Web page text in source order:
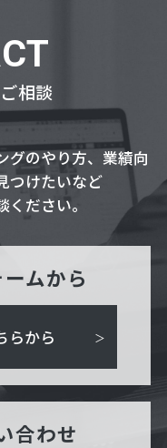
相談
グのやり方、業績向
つけたいなど
ださい。
ムから
らから
合わせ